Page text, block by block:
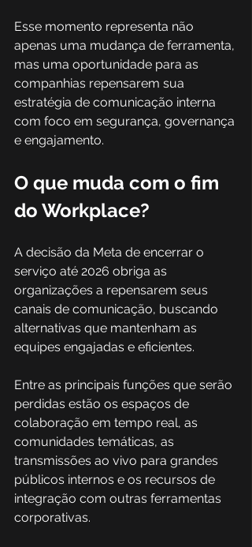
Esse momento representa não
apenas uma mudança de ferramenta,
mas uma oportunidade para as
companhias repensarem sua
estratégia de comunicação interna
com foco em segurança, governança
e engajamento.
O que muda com o fim
do Workplace?
A decisão da Meta de encerrar o
serviço até 2026 obriga as
organizações a repensarem seus
canais de comunicação, buscando
alternativas que mantenham as
equipes engajadas e eficientes.
Entre as principais funções que serão
perdidas estão os espaços de
colaboração em tempo real, as
comunidades temáticas, as
transmissões ao vivo para grandes
públicos internos e os recursos de
integração com outras ferramentas
corporativas.